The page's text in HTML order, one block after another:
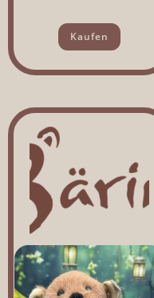
Kaufen